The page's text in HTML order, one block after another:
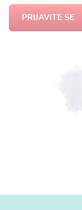
PRIJAVITE SE